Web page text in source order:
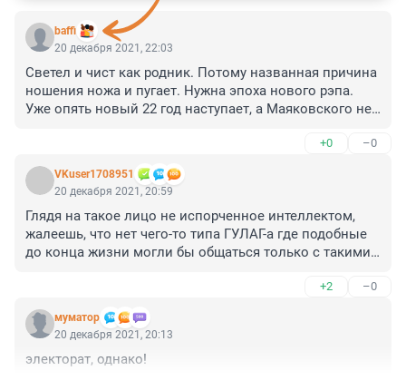
baffi
20 декабря 2021, 22:03
Светел и чист как родник. Потому названная причина
ношения ножа и пугает. Нужна эпоха нового рэпа.
Уже опять новый 22 год наступает, а Маяковского не
+0 –0
VKuser1708951
20 декабря 2021, 20:59
Глядя на такое лицо не испорченное интеллектом,
жалеешь, что нет чего-то типа ГУЛАГ-а где подобные
до конца жизни могли бы общаться только с такими
+2 –0
муматор
20 декабря 2021, 20:13
электорат, однако!